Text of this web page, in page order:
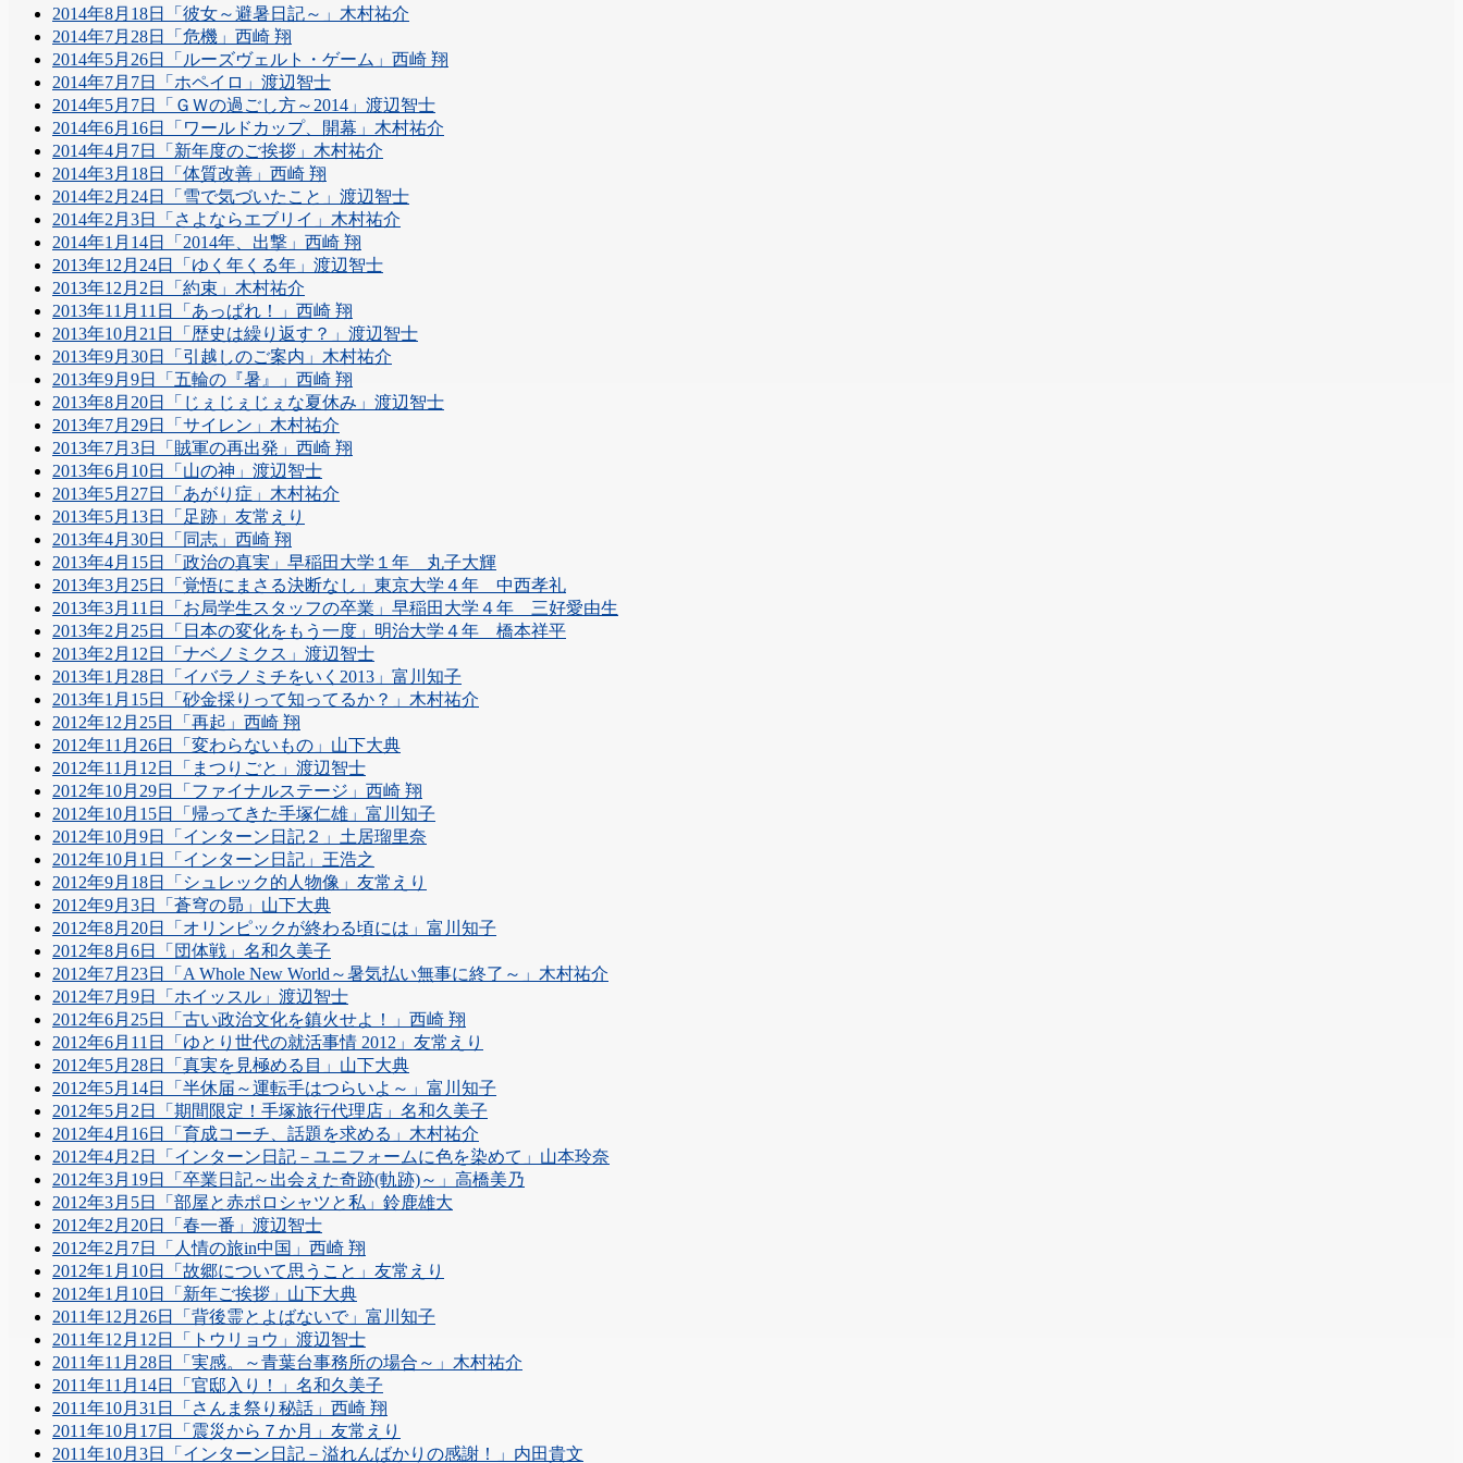
2014年8月18日「彼女～避暑日記～」木村祐介
2014年7月28日「危機」西崎 翔
2014年5月26日「ルーズヴェルト・ゲーム」西崎 翔
2014年7月7日「ホペイロ」渡辺智士
2014年5月7日「ＧＷの過ごし方～2014」渡辺智士
2014年6月16日「ワールドカップ、開幕」木村祐介
2014年4月7日「新年度のご挨拶」木村祐介
2014年3月18日「体質改善」西崎 翔
2014年2月24日「雪で気づいたこと」渡辺智士
2014年2月3日「さよならエブリイ」木村祐介
2014年1月14日「2014年、出撃」西崎 翔
2013年12月24日「ゆく年くる年」渡辺智士
2013年12月2日「約束」木村祐介
2013年11月11日「あっぱれ！」西崎 翔
2013年10月21日「歴史は繰り返す？」渡辺智士
2013年9月30日「引越しのご案内」木村祐介
2013年9月9日「五輪の『暑』」西崎 翔
2013年8月20日「じぇじぇじぇな夏休み」渡辺智士
2013年7月29日「サイレン」木村祐介
2013年7月3日「賊軍の再出発」西崎 翔
2013年6月10日「山の神」渡辺智士
2013年5月27日「あがり症」木村祐介
2013年5月13日「足跡」友常えり
2013年4月30日「同志」西崎 翔
2013年4月15日「政治の真実」早稲田大学１年 丸子大輝
2013年3月25日「覚悟にまさる決断なし」東京大学４年 中西孝礼
2013年3月11日「お局学生スタッフの卒業」早稲田大学４年 三好愛由生
2013年2月25日「日本の変化をもう一度」明治大学４年 橋本祥平
2013年2月12日「ナベノミクス」渡辺智士
2013年1月28日「イバラノミチをいく2013」富川知子
2013年1月15日「砂金採りって知ってるか？」木村祐介
2012年12月25日「再起」西崎 翔
2012年11月26日「変わらないもの」山下大典
2012年11月12日「まつりごと」渡辺智士
2012年10月29日「ファイナルステージ」西崎 翔
2012年10月15日「帰ってきた手塚仁雄」富川知子
2012年10月9日「インターン日記２」土居瑠里奈
2012年10月1日「インターン日記」王浩之
2012年9月18日「シュレック的人物像」友常えり
2012年9月3日「蒼穹の昴」山下大典
2012年8月20日「オリンピックが終わる頃には」富川知子
2012年8月6日「団体戦」名和久美子
2012年7月23日「A Whole New World～暑気払い無事に終了～」木村祐介
2012年7月9日「ホイッスル」渡辺智士
2012年6月25日「古い政治文化を鎮火せよ！」西崎 翔
2012年6月11日「ゆとり世代の就活事情 2012」友常えり
2012年5月28日「真実を見極める目」山下大典
2012年5月14日「半休届～運転手はつらいよ～」富川知子
2012年5月2日「期間限定！手塚旅行代理店」名和久美子
2012年4月16日「育成コーチ、話題を求める」木村祐介
2012年4月2日「インターン日記－ユニフォームに色を染めて」山本玲奈
2012年3月19日「卒業日記～出会えた奇跡(軌跡)～」高橋美乃
2012年3月5日「部屋と赤ポロシャツと私」鈴鹿雄大
2012年2月20日「春一番」渡辺智士
2012年2月7日「人情の旅in中国」西崎 翔
2012年1月10日「故郷について思うこと」友常えり
2012年1月10日「新年ご挨拶」山下大典
2011年12月26日「背後霊とよばないで」富川知子
2011年12月12日「トウリョウ」渡辺智士
2011年11月28日「実感。～青葉台事務所の場合～」木村祐介
2011年11月14日「官邸入り！」名和久美子
2011年10月31日「さんま祭り秘話」西崎 翔
2011年10月17日「震災から７か月」友常えり
2011年10月3日「インターン日記－溢れんばかりの感謝！」内田貴文